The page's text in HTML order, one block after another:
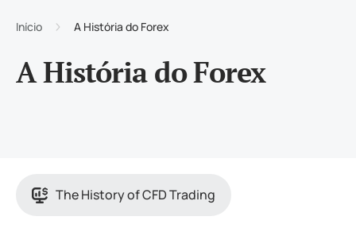
Trading
Plataformas
Início A História do Forex
A História do Forex
The History of CFD Trading